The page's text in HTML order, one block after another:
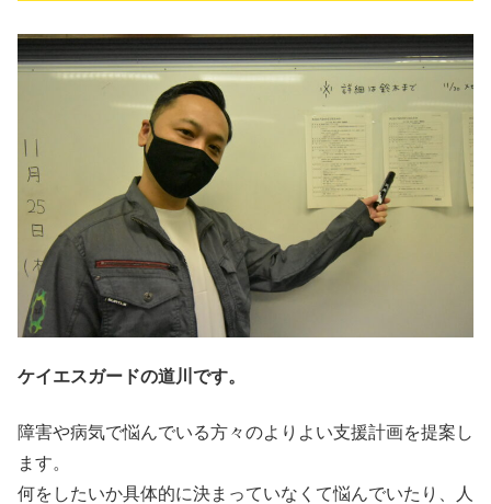
ケイエスガードの道川です。
障害や病気で悩んでいる方々のよりよい支援計画を提案し
ます。
何をしたいか具体的に決まっていなくて悩んでいたり、人